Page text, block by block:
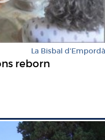
La Bisbal d'Empordà
reborn